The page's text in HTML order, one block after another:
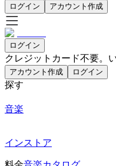
ログイン アカウント作成
ログイン
クレジットカード不要。
アカウント作成 ログイン
探す
音楽
インストア